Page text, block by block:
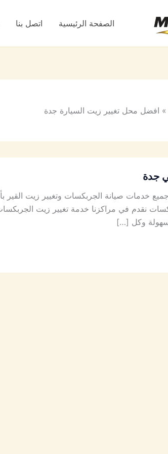
الصفحة الرئيسية اتصل بنا
افضل محل تغيير زيت السيارة جدة
جدة
خدمات صيانة الجربكسات وتغيير زيت القير
نقدم في مراكزنا خدمة تغيير زيت
سهولة وكل […]